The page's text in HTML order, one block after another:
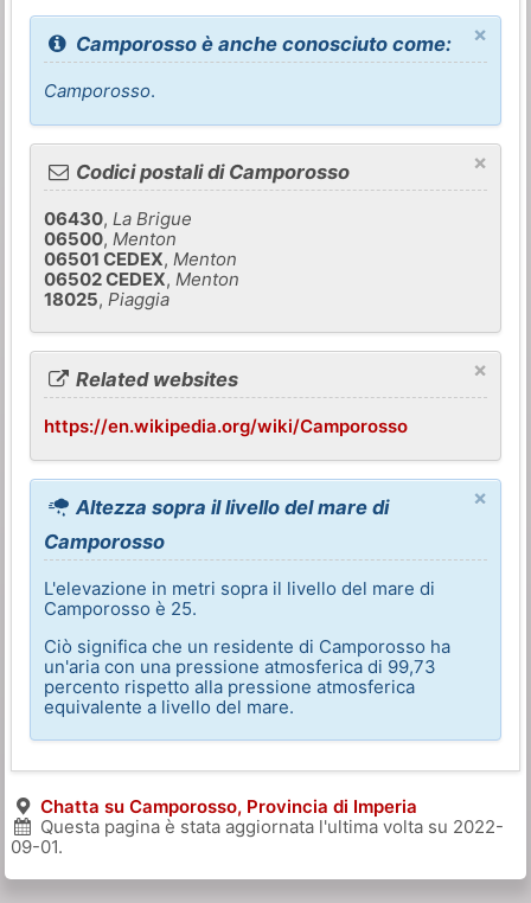
×
Camporosso è anche conosciuto come:
Camporosso.
×
Codici postali di Camporosso
06430, La Brigue
06500, Menton
06501 CEDEX, Menton
06502 CEDEX, Menton
18025, Piaggia
×
Related websites
https://en.wikipedia.org/wiki/Camporosso
×
Altezza sopra il livello del mare di
Camporosso
L'elevazione in metri sopra il livello del mare di
Camporosso è 25.
Ciò significa che un residente di Camporosso ha
un'aria con una pressione atmosferica di 99,73
percento rispetto alla pressione atmosferica
equivalente a livello del mare.
Chatta su Camporosso, Provincia di Imperia
Questa pagina è stata aggiornata l'ultima volta su 2022-
09-01.